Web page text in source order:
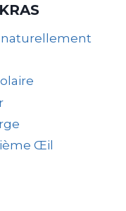
naturellement
Œil